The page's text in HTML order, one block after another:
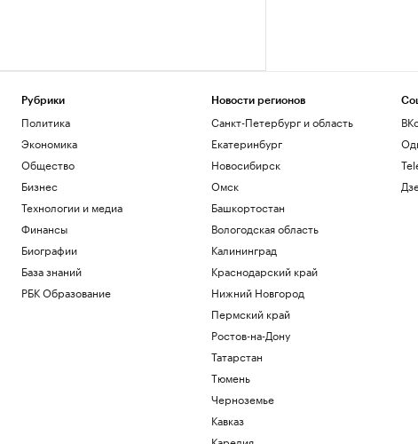
Рубрики
Политика
Экономика
Общество
Бизнес
Технологии и медиа
Финансы
Биографии
База знаний
РБК Образование
Новости регионов
Санкт-Петербург и область
Екатеринбург
Новосибирск
Омск
Башкортостан
Вологодская область
Калининград
Краснодарский край
Нижний Новгород
Пермский край
Ростов-на-Дону
Татарстан
Тюмень
Черноземье
Кавказ